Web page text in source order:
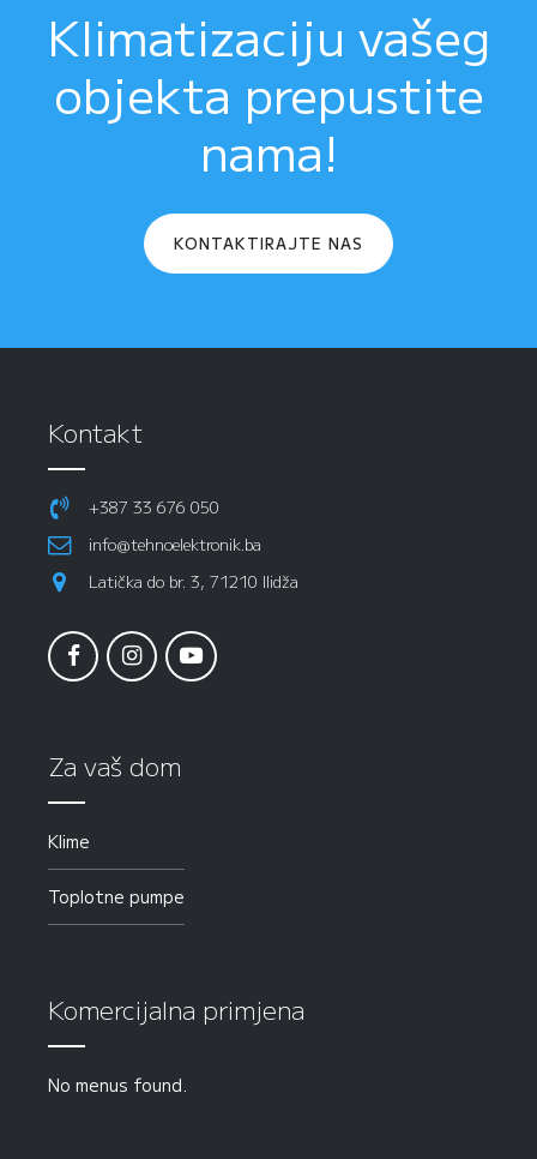
Klimatizaciju vašeg
objekta prepustite
nama!
KONTAKTIRAJTE NAS
Kontakt
+387 33 676 050
info@tehnoelektronik.ba
Latička do br. 3, 71210 Ilidža
Za vaš dom
Klime
Toplotne pumpe
Komercijalna primjena
No menus found.